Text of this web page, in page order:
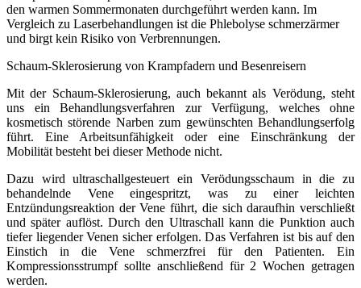
den warmen Sommermonaten durchgeführt werden kann. Im
Vergleich zu Laserbehandlungen ist die Phlebolyse schmerzärmer
und birgt kein Risiko von Verbrennungen.
Schaum-Sklerosierung von Krampfadern und Besenreisern
Mit der Schaum-Sklerosierung, auch bekannt als Verödung, steht
uns ein Behandlungsverfahren zur Verfügung, welches ohne
kosmetisch störende Narben zum gewünschten Behandlungserfolg
führt. Eine Arbeitsunfähigkeit oder eine Einschränkung der
Mobilität besteht bei dieser Methode nicht.
Dazu wird ultraschallgesteuert ein Verödungsschaum in die zu
behandelnde Vene eingespritzt, was zu einer leichten
Entzündungsreaktion der Vene führt, die sich daraufhin verschließt
und später auflöst. Durch den Ultraschall kann die Punktion auch
tiefer liegender Venen sicher erfolgen. Das Verfahren ist bis auf den
Einstich in die Vene schmerzfrei für den Patienten. Ein
Kompressionsstrumpf sollte anschließend für 2 Wochen getragen
werden.